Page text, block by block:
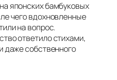
японских бамбуковых
чего вдохновленные
на вопрос.
ответило стихами,
даже собственного